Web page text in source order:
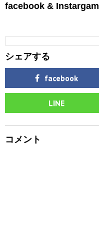
facebook & Instargam
シェアする
facebook
LINE
コメント